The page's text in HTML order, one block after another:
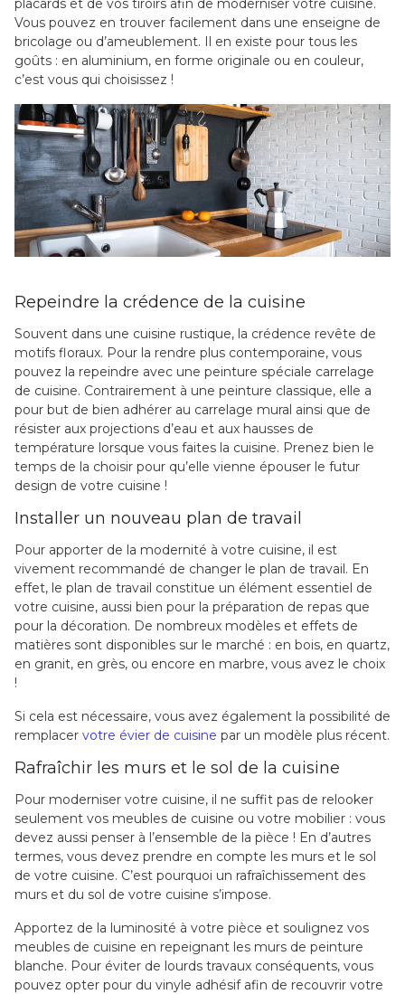
placards et de vos tiroirs afin de moderniser votre cuisine.
Vous pouvez en trouver facilement dans une enseigne de
bricolage ou d’ameublement. Il en existe pour tous les
goûts : en aluminium, en forme originale ou en couleur,
c’est vous qui choisissez !
Repeindre la crédence de la cuisine
Souvent dans une cuisine rustique, la crédence revête de
motifs floraux. Pour la rendre plus contemporaine, vous
pouvez la repeindre avec une peinture spéciale carrelage
de cuisine. Contrairement à une peinture classique, elle a
pour but de bien adhérer au carrelage mural ainsi que de
résister aux projections d’eau et aux hausses de
température lorsque vous faites la cuisine. Prenez bien le
temps de la choisir pour qu’elle vienne épouser le futur
design de votre cuisine !
Installer un nouveau plan de travail
Pour apporter de la modernité à votre cuisine, il est
vivement recommandé de changer le plan de travail. En
effet, le plan de travail constitue un élément essentiel de
votre cuisine, aussi bien pour la préparation de repas que
pour la décoration. De nombreux modèles et effets de
matières sont disponibles sur le marché : en bois, en quartz,
en granit, en grès, ou encore en marbre, vous avez le choix
!
Si cela est nécessaire, vous avez également la possibilité de
remplacer votre évier de cuisine par un modèle plus récent.
Rafraîchir les murs et le sol de la cuisine
Pour moderniser votre cuisine, il ne suffit pas de relooker
seulement vos meubles de cuisine ou votre mobilier : vous
devez aussi penser à l’ensemble de la pièce ! En d’autres
termes, vous devez prendre en compte les murs et le sol
de votre cuisine. C’est pourquoi un rafraîchissement des
murs et du sol de votre cuisine s’impose.
Apportez de la luminosité à votre pièce et soulignez vos
meubles de cuisine en repeignant les murs de peinture
blanche. Pour éviter de lourds travaux conséquents, vous
pouvez opter pour du vinyle adhésif afin de recouvrir votre